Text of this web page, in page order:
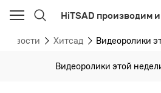
HiTSAD производим
Новости Хитсад Видеоролики
Видеоролики этой